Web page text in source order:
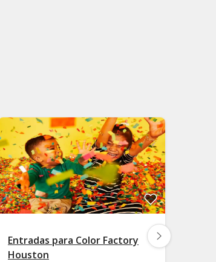
Entradas para Color Factory
Houston